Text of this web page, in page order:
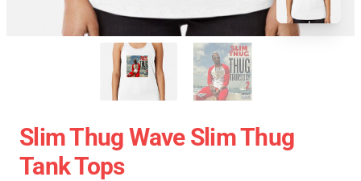
Slim Thug Wave Slim Thug
Tank Tops